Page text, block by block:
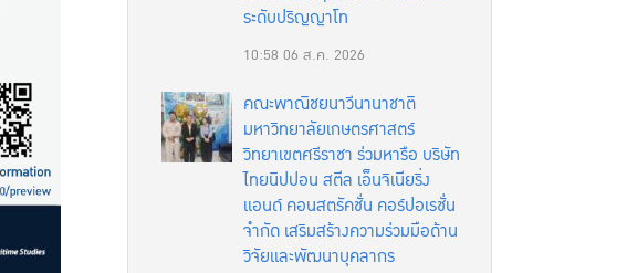
ระดับปริญญาโท
10:58 06 ส.ค. 2026
คณะพาณิชยนาวีนานาชาติ
มหาวิทยาลัยเกษตรศาสตร์
วิทยาเขตศรีราชา ร่วมหารือ บริษัท
ไทยนิปปอน สตีล เอ็นจิเนียริ่ง
แอนด์ คอนสตรัคชั่น คอร์ปอเรชั่น
จำกัด เสริมสร้างความร่วมมือด้าน
วิจัยและพัฒนาบุคลากร